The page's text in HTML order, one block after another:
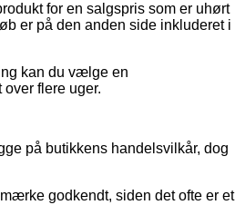
for en salgspris som er uhørt
er på den anden side inkluderet i
kan du vælge en
flere uger.
på butikkens handelsvilkår, dog
godkendt, siden det ofte er et